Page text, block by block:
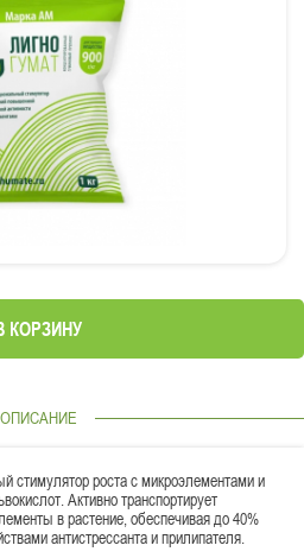
КОРЗИНУ
ОПИСАНИЕ
стимулятор роста с микроэлементами и
Активно транспортирует
в растение, обеспечивая до 40%
антистрессанта и прилипателя.